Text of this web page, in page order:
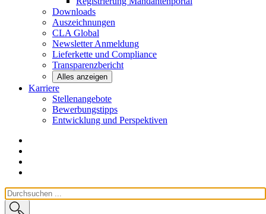
Downloads
Auszeichnungen
CLAGlobal
NewsletterAnmeldung
Lieferkette und Compliance
Transparenzbericht
Alles anzeigen
Karriere
Stellenangebote
Bewerbungstipps
Entwicklung und Perspektiven